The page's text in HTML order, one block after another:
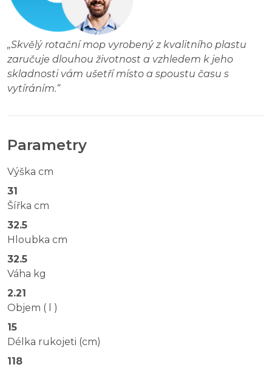
„Skvělý rotační mop vyrobený z kvalitního plastu
zaručuje dlouhou životnost a vzhledem k jeho
skladnosti vám ušetří místo a spoustu času s
vytíráním.“
Parametry
Výška cm
31
Šířka cm
32.5
Hloubka cm
32.5
Váha kg
2.21
Objem ( l )
15
Délka rukojeti (cm)
118